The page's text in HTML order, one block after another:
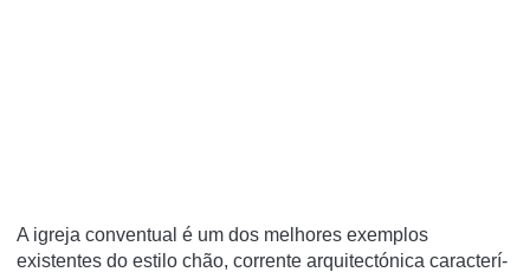
A igreja conventual é um dos melhores exemplos
existentes do estilo chão, corrente arquitectónica caracterí­